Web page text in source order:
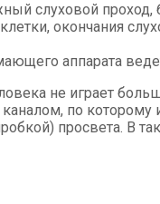
слуховой проход,
окон­чания
аппарата
не играет
по
просвета. В